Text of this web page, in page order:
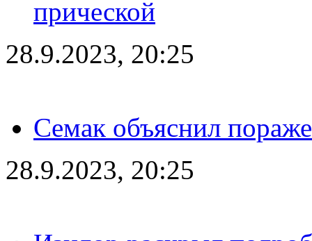
прической
28.9.2023, 20:25
Семак объяснил
28.9.2023, 20:25